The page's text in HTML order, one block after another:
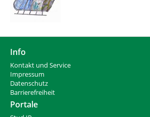
Info
Kontakt und Service
Impressum
Datenschutz
Barrierefreiheit
Portale